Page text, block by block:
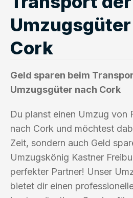
Cork
Geld sparen beim
Umzugsgüter nach Cork
Du planst einen Umzug von
nach Cork und möchtest
Zeit, sondern auch Geld
Umzugskönig Kastner
perfekter Partner! Unser
bietet dir einen